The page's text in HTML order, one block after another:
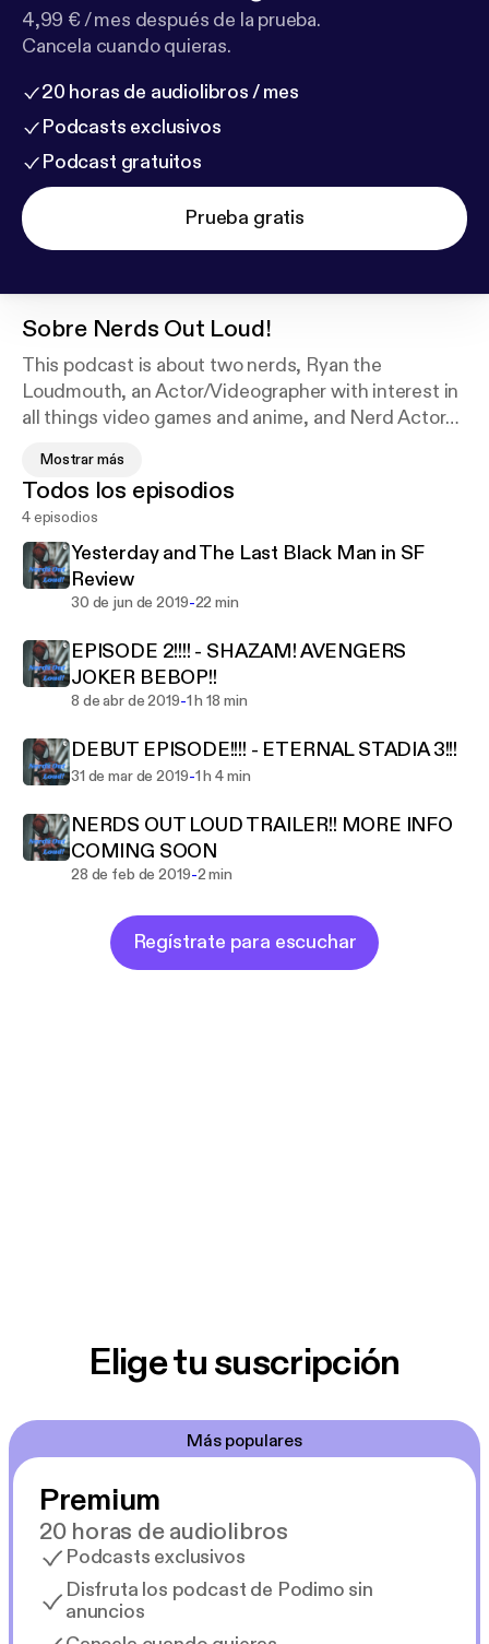
4,99 € / mes después de la prueba.
Cancela cuando quieras.
20 horas de audiolibros / mes
Podcasts exclusivos
Podcast gratuitos
Prueba gratis
Sobre Nerds Out Loud!
This podcast is about two nerds, Ryan the
Loudmouth, an Actor/Videographer with interest in
all things video games and anime, and Nerd Actor
video game expertise.
Cover art photo provided by Judeus Samson on
Unsplash:
Mostrar más
Todos los episodios
4 episodios
Yesterday and The Last Black Man in SF
Review
30 de jun de 2019-22 min
EPISODE 2!!!! - SHAZAM! AVENGERS
JOKER BEBOP!!
8 de abr de 2019-1 h 18 min
DEBUT EPISODE!!!! - ETERNAL STADIA 3!!!
31 de mar de 2019-1 h 4 min
NERDS OUT LOUD TRAILER!! MORE INFO
COMING SOON
28 de feb de 2019-2 min
Regístrate para escuchar
Elige tu suscripción
Más populares
Premium
20 horas de audiolibros
Podcasts exclusivos
Disfruta los podcast de Podimo sin
anuncios